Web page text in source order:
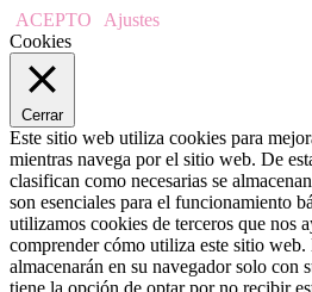
ACEPTO
Ajustes
Cookies
Cerrar
Este sitio web utiliza cookies para
mientras navega por el sitio web. De
clasifican como necesarias se
son esenciales para el funcionamiento
utilizamos cookies de terceros que nos
comprender cómo utiliza este sitio web.
almacenarán en su navegador solo con